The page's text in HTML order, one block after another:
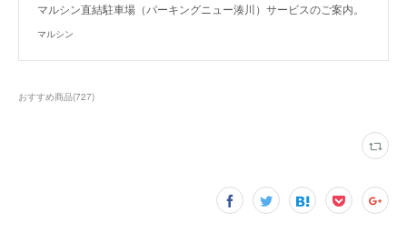
マルシン直結駐車場（パーキングニュー湊川）サービスのご案内。
マルシン
おすすめ商品(727)